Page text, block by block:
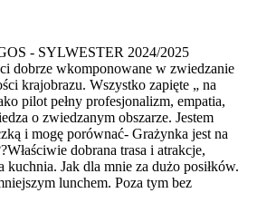
- SYLWESTER 2024/2025
dobrze wkomponowane w zwiedzanie
krajobrazu. Wszystko zapięte „ na
pilot pełny profesjonalizm, empatia,
o zwiedzanym obszarze. Jestem
i mogę porównać- Grażynka jest na
dobrana trasa i atrakcje,
kuchnia. Jak dla mnie za dużo posiłków.
lunchem. Poza tym bez